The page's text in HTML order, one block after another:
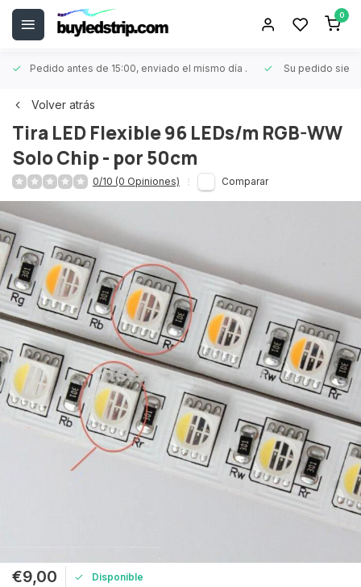
0
Pedido antes de 15:00, enviado el mismo día . Su pedido
Volver atrás
Tira LED Flexible 96 LEDs/m RGB-WW
Solo Chip - por 50cm
0/10 (0 Opiniones) Comparar
€9,00 Disponible